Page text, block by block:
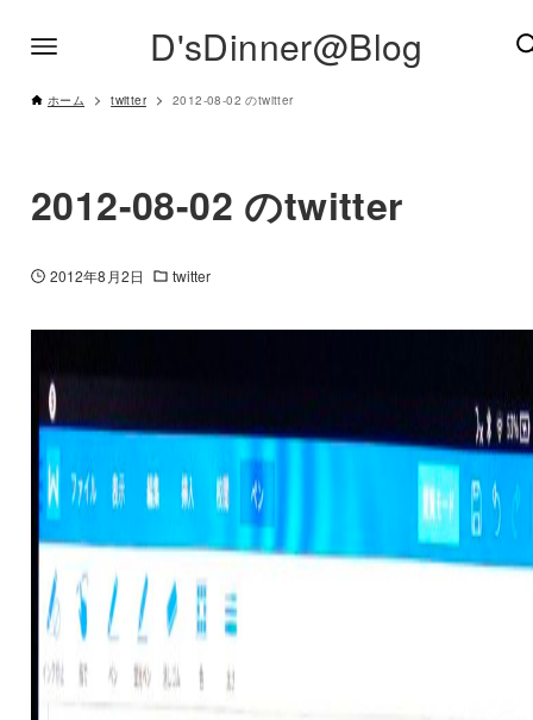
D'sDinner@Blog
ホーム twitter 2012-08-02 のtwitter
2012-08-02 のtwitter
2012年8月2日 twitter